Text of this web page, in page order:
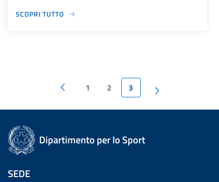
SCOPRI TUTTO
1 2 3
Dipartimento per lo Sport
SEDE